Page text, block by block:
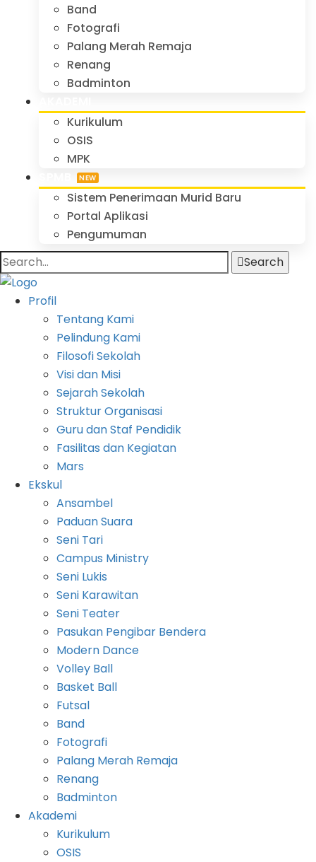
Band
Fotografi
Palang Merah Remaja
Renang
Badminton
Kurikulum
OSIS
MPK
NEW
Sistem Penerimaan Murid Baru
Portal Aplikasi
Pengumuman
Search
Profil
Tentang Kami
Pelindung Kami
Filosofi Sekolah
Visi dan Misi
Sejarah Sekolah
Struktur Organisasi
Guru dan Staf Pendidik
Fasilitas dan Kegiatan
Mars
Ekskul
Ansambel
Paduan Suara
Seni Tari
Campus Ministry
Seni Lukis
Seni Karawitan
Seni Teater
Pasukan Pengibar Bendera
Modern Dance
Volley Ball
Basket Ball
Futsal
Band
Fotografi
Palang Merah Remaja
Renang
Badminton
Akademi
Kurikulum
OSIS